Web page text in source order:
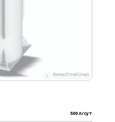
500 л/сут